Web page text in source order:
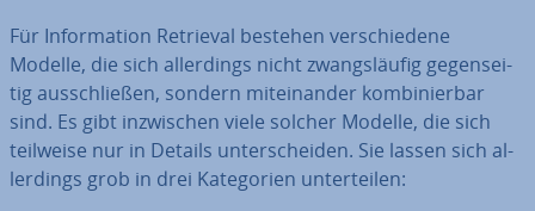
Für In­for­ma­ti­on Retrieval bestehen ver­schie­de­ne
Modelle, die sich al­ler­dings nicht zwangs­läu­fig ge­gen­sei­
tig aus­schlie­ßen, sondern mit­ein­an­der kom­bi­nier­bar
sind. Es gibt in­zwi­schen viele solcher Modelle, die sich
teilweise nur in Details un­ter­schei­den. Sie lassen sich al­
ler­dings grob in drei Ka­te­go­rien un­ter­tei­len: